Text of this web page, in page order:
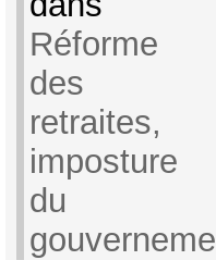
Réforme
des
retraites,
imposture
du